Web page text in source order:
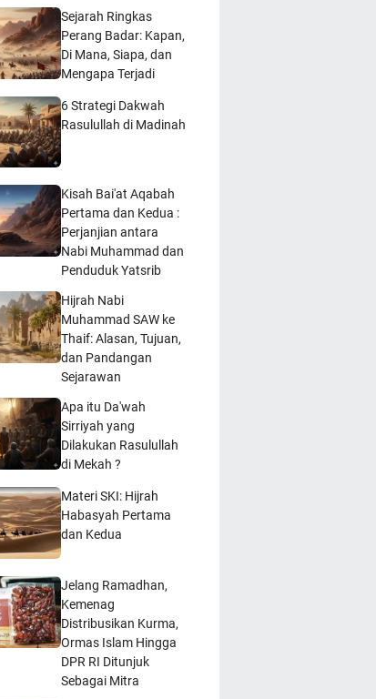
Sejarah Ringkas
Perang Badar: Kapan,
Di Mana, Siapa, dan
Mengapa Terjadi
6 Strategi Dakwah
Rasulullah di Madinah
Kisah Bai'at Aqabah
Pertama dan Kedua :
Perjanjian antara
Nabi Muhammad dan
Penduduk Yatsrib
Hijrah Nabi
Muhammad SAW ke
Thaif: Alasan, Tujuan,
dan Pandangan
Sejarawan
Apa itu Da'wah
Sirriyah yang
Dilakukan Rasulullah
di Mekah ?
Materi SKI: Hijrah
Habasyah Pertama
dan Kedua
Jelang Ramadhan,
Kemenag
Distribusikan Kurma,
Ormas Islam Hingga
DPR RI Ditunjuk
Sebagai Mitra